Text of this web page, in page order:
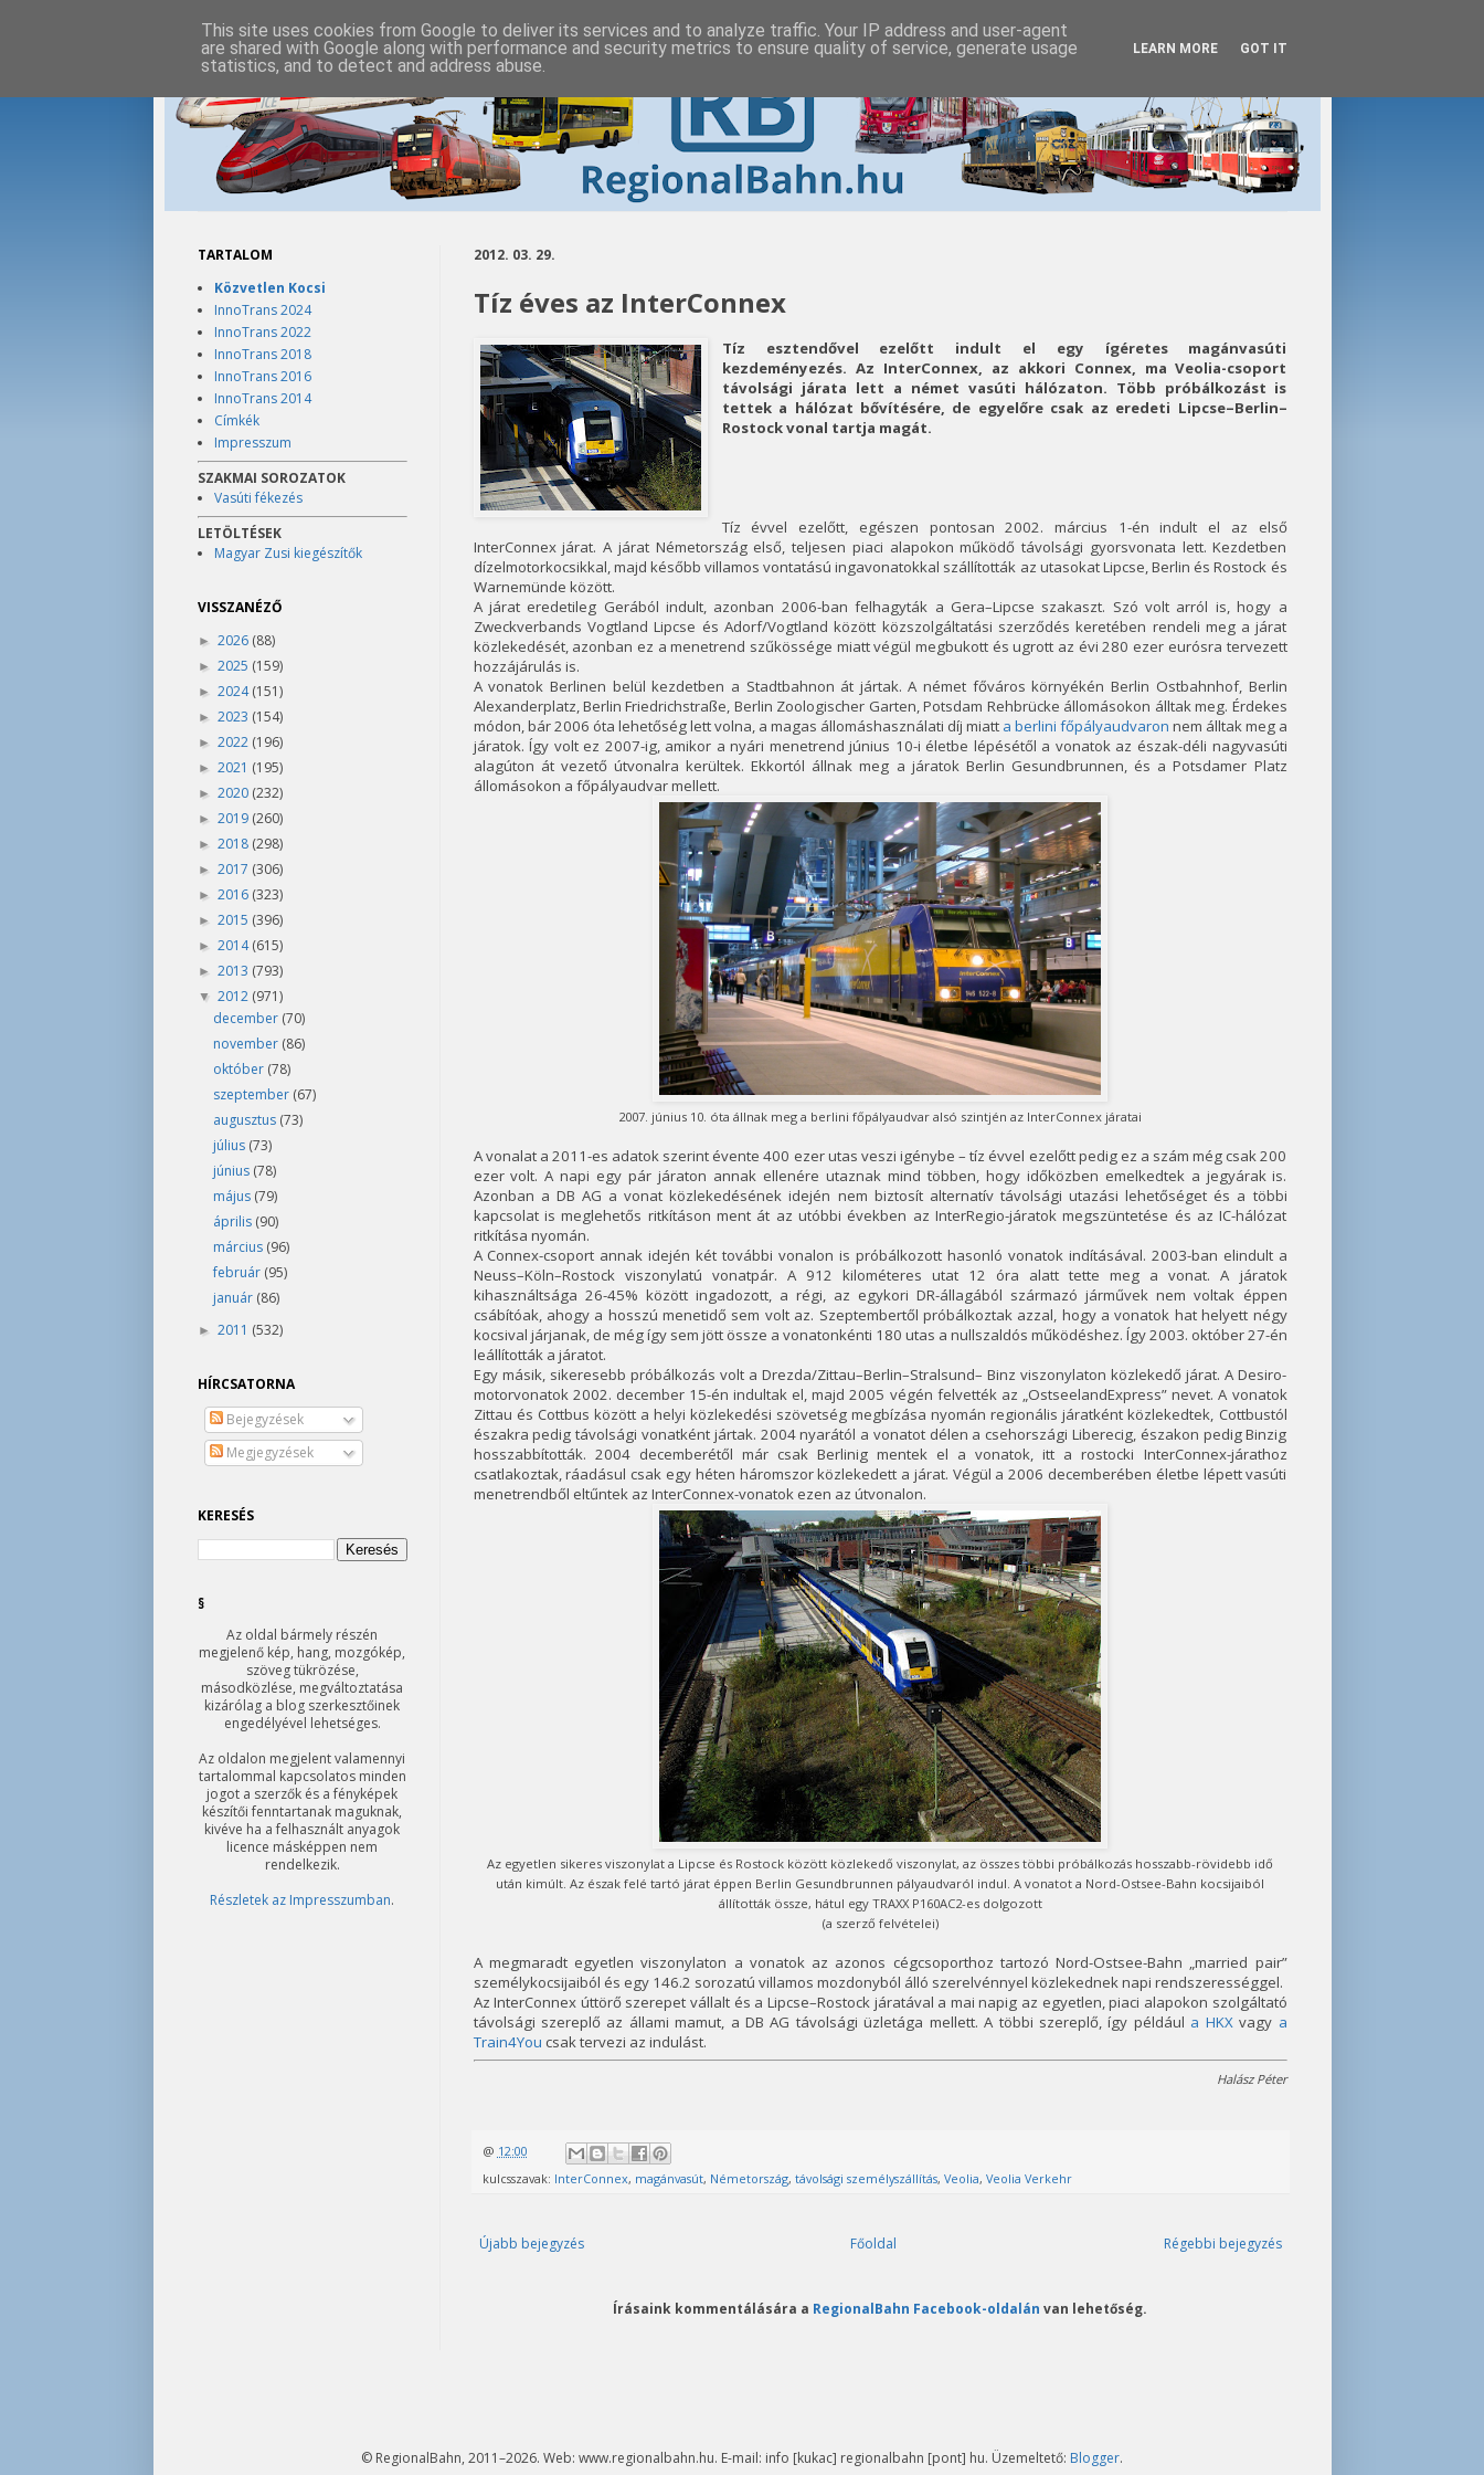
2012. 03. 29.
Tíz éves az InterConnex
Tíz esztendővel ezelőtt indult el egy ígéretes magánvasúti
kezdeményezés. Az InterConnex, az akkori Connex, ma Veolia-csoport
távolsági járata lett a német vasúti hálózaton. Több próbálkozást is
tettek a hálózat bővítésére, de egyelőre csak az eredeti Lipcse–Berlin–
Rostock vonal tartja magát.
Tíz évvel ezelőtt, egészen pontosan 2002. március 1-én indult el az első
InterConnex járat. A járat Németország első, teljesen piaci alapokon működő távolsági gyorsvonata lett. Kezdetben
dízelmotorkocsikkal, majd később villamos vontatású ingavonatokkal szállították az utasokat Lipcse, Berlin és Rostock és
Warnemünde között.
A járat eredetileg Gerából indult, azonban 2006-ban felhagyták a Gera–Lipcse szakaszt. Szó volt arról is, hogy a
Zweckverbands Vogtland Lipcse és Adorf/Vogtland között közszolgáltatási szerződés keretében rendeli meg a járat
közlekedését, azonban ez a menetrend szűkössége miatt végül megbukott és ugrott az évi 280 ezer eurósra tervezett
hozzájárulás is.
A vonatok Berlinen belül kezdetben a Stadtbahnon át jártak. A német főváros környékén Berlin Ostbahnhof, Berlin
Alexanderplatz, Berlin Friedrichstraße, Berlin Zoologischer Garten, Potsdam Rehbrücke állomásokon álltak meg. Érdekes
módon, bár 2006 óta lehetőség lett volna, a magas állomáshasználati díj miatt a berlini főpályaudvaron nem álltak meg a
járatok. Így volt ez 2007-ig, amikor a nyári menetrend június 10-i életbe lépésétől a vonatok az észak-déli nagyvasúti
alagúton át vezető útvonalra kerültek. Ekkortól állnak meg a járatok Berlin Gesundbrunnen, és a Potsdamer Platz
állomásokon a főpályaudvar mellett.
2007. június 10. óta állnak meg a berlini főpályaudvar alsó szintjén az InterConnex járatai
A vonalat a 2011-es adatok szerint évente 400 ezer utas veszi igénybe – tíz évvel ezelőtt pedig ez a szám még csak 200
ezer volt. A napi egy pár járaton annak ellenére utaznak mind többen, hogy időközben emelkedtek a jegyárak is.
Azonban a DB AG a vonat közlekedésének idején nem biztosít alternatív távolsági utazási lehetőséget és a többi
kapcsolat is meglehetős ritkításon ment át az utóbbi években az InterRegio-járatok megszüntetése és az IC-hálózat
ritkítása nyomán.
A Connex-csoport annak idején két további vonalon is próbálkozott hasonló vonatok indításával. 2003-ban elindult a
Neuss–Köln–Rostock viszonylatú vonatpár. A 912 kilométeres utat 12 óra alatt tette meg a vonat. A járatok
kihasználtsága 26-45% között ingadozott, a régi, az egykori DR-állagából származó járművek nem voltak éppen
csábítóak, ahogy a hosszú menetidő sem volt az. Szeptembertől próbálkoztak azzal, hogy a vonatok hat helyett négy
kocsival járjanak, de még így sem jött össze a vonatonkénti 180 utas a nullszaldós működéshez. Így 2003. október 27-én
leállították a járatot.
Egy másik, sikeresebb próbálkozás volt a Drezda/Zittau–Berlin–Stralsund– Binz viszonylaton közlekedő járat. A Desiro-
motorvonatok 2002. december 15-én indultak el, majd 2005 végén felvették az „OstseelandExpress” nevet. A vonatok
Zittau és Cottbus között a helyi közlekedési szövetség megbízása nyomán regionális járatként közlekedtek, Cottbustól
északra pedig távolsági vonatként jártak. 2004 nyarától a vonatot délen a csehországi Liberecig, északon pedig Binzig
hosszabbították. 2004 decemberétől már csak Berlinig mentek el a vonatok, itt a rostocki InterConnex-járathoz
csatlakoztak, ráadásul csak egy héten háromszor közlekedett a járat. Végül a 2006 decemberében életbe lépett vasúti
menetrendből eltűntek az InterConnex-vonatok ezen az útvonalon.
Az egyetlen sikeres viszonylat a Lipcse és Rostock között közlekedő viszonylat, az összes többi próbálkozás hosszabb-rövidebb idő
után kimúlt. Az észak felé tartó járat éppen Berlin Gesundbrunnen pályaudvaról indul. A vonatot a Nord-Ostsee-Bahn kocsijaiból
állították össze, hátul egy TRAXX P160AC2-es dolgozott
(a szerző felvételei)
A megmaradt egyetlen viszonylaton a vonatok az azonos cégcsoporthoz tartozó Nord-Ostsee-Bahn „married pair”
személykocsijaiból és egy 146.2 sorozatú villamos mozdonyból álló szerelvénnyel közlekednek napi rendszerességgel.
Az InterConnex úttörő szerepet vállalt és a Lipcse–Rostock járatával a mai napig az egyetlen, piaci alapokon szolgáltató
távolsági szereplő az állami mamut, a DB AG távolsági üzletága mellett. A többi szereplő, így például a HKXvagy a
Train4You csak tervezi az indulást.
Halász Péter
@ 12:00
kulcsszavak: InterConnex, magánvasút, Németország, távolsági személyszállítás, Veolia, Veolia Verkehr
Újabb bejegyzés Régebbi bejegyzés
Főoldal
Írásaink kommentálására a RegionalBahn Facebook-oldalán van lehetőség.
TARTALOM
Közvetlen Kocsi
InnoTrans 2024
InnoTrans 2022
InnoTrans 2018
InnoTrans 2016
InnoTrans 2014
Címkék
Impresszum
SZAKMAI SOROZATOK
Vasúti fékezés
LETÖLTÉSEK
Magyar Zusi kiegészítők
VISSZANÉZŐ
► 2026 (88)
► 2025 (159)
► 2024(151)
► 2023 (154)
► 2022 (196)
► 2021 (195)
► 2020 (232)
► 2019 (260)
► 2018 (298)
► 2017 (306)
► 2016 (323)
► 2015 (396)
► 2014(615)
► 2013 (793)
▼ 2012 (971)
december (70)
november (86)
október (78)
szeptember (67)
augusztus (73)
július (73)
június (78)
május (79)
április (90)
március (96)
február (95)
január (86)
► 2011 (532)
HÍRCSATORNA
Bejegyzések
Megjegyzések
KERESÉS
§
Az oldal bármely részén
megjelenő kép, hang, mozgókép,
szöveg tükrözése,
másodközlése, megváltoztatása
kizárólag a blog szerkesztőinek
engedélyével lehetséges.
Az oldalon megjelent valamennyi
tartalommal kapcsolatos minden
jogot a szerzők és a fényképek
készítői fenntartanak maguknak,
kivéve ha a felhasznált anyagok
licence másképpen nem
rendelkezik.
Részletek az Impresszumban.
© RegionalBahn, 2011–2026. Web: www.regionalbahn.hu. E-mail: info [kukac] regionalbahn [pont] hu. Üzemeltető: Blogger.
This site uses cookies from Google to deliver its services and to analyze traffic. Your IP address and user-agent
are shared with Google along with performance and security metrics to ensure quality of service, generate usage
statistics, and to detect and address abuse.
LEARN MORE GOT IT